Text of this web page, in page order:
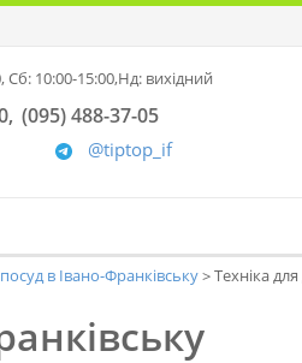
Сб: 10:00-15:00,Нд: вихідний
(095) 488-37-05
@tiptop_if
в Івано-Франківську Техніка